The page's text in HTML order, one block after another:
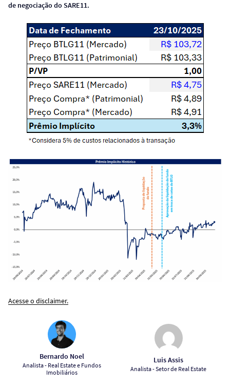
de negociação do SARE11.
Acesse o disclaimer.
Bernardo Noel
Analista - Real Estate e Fundos
Imobiliários
Luis Assis
Analista - Setor de Real Estate